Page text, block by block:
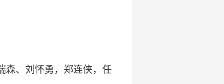
森、刘怀勇，郑连侠，任